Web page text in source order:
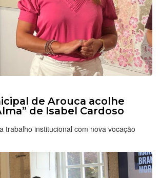
de Arouca acolhe
de Isabel Cardoso
trabalho institucional com nova vocação